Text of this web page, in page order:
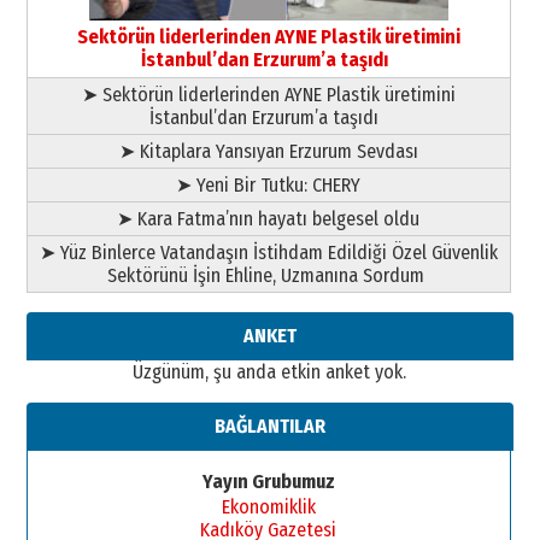
bir vizyon proje daha!
02 Ağustos 2026 Pazar
Sektörün liderlerinden AYNE Plastik üretimini
İstanbul’dan Erzurum’a taşıdı
➤ Sektörün liderlerinden AYNE Plastik üretimini
İstanbul’dan Erzurum’a taşıdı
➤ Kitaplara Yansıyan Erzurum Sevdası
➤ Yeni Bir Tutku: CHERY
➤ Kara Fatma’nın hayatı belgesel oldu
➤ Yüz Binlerce Vatandaşın İstihdam Edildiği Özel Güvenlik
Sektörünü İşin Ehline, Uzmanına Sordum
ANKET
Üzgünüm, şu anda etkin anket yok.
BAĞLANTILAR
Yayın Grubumuz
Ekonomiklik
Kadıköy Gazetesi